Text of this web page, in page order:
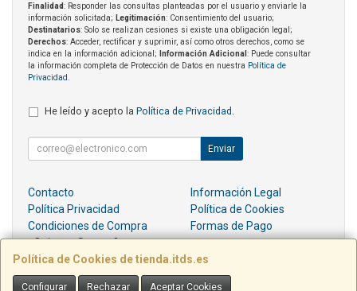
Política de Cookies de tienda.itds.es
Configurar Rechazar Aceptar Cookies
Finalidad: Responder las consultas planteadas por el usuario y enviarle la
información solicitada; Legitimación: Consentimiento del usuario;
Destinatarios: Solo se realizan cesiones si existe una obligación legal;
Derechos: Acceder, rectificar y suprimir, así como otros derechos, como se
indica en la información adicional;
Información Adicional : Puede consultar
la información completa de Protección de Datos en nuestra Política de
Privacidad
He leído y acepto la Política de Privacidad
Enviar
Contacto
Información Legal
Política Privacidad
Política de Cookies
Condiciones de Compra
Formas de Pago
¿Quienes Somos?
Contacto